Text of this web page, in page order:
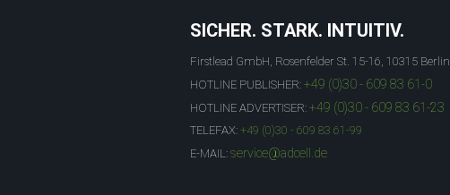
SICHER. STARK. INTUITIV.
Firstlead GmbH, Rosenfelder St. 15-16, 10315 Berlin
HOTLINE PUBLISHER: +49 (0)30 - 609 83 61-0
HOTLINE ADVERTISER: +49 (0)30 - 609 83 61-23
TELEFAX: +49 (0)30 - 609 83 61-99
E-MAIL: service@adcell.de